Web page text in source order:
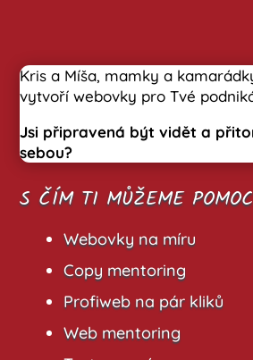
Kris a Míša, mamky a
vytvoří webovky pro Tvé
Jsi připravená být vidět a
sebou?
S ČÍM TI MŮŽEME
Webovky na míru
Copy mentoring
Profiweb na pár kliků
Web mentoring